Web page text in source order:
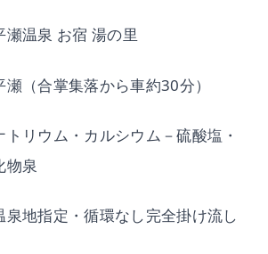
温泉 お宿 湯の里
（合掌集落から車約30分）
リウム・カルシウム－硫酸塩・
物泉
地指定・循環なし完全掛け流し